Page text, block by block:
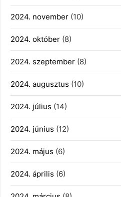
2024. november (10)
2024. október (8)
2024. szeptember (8)
2024. augusztus (10)
2024. július (14)
2024. június (12)
2024. május (6)
2024. április (6)